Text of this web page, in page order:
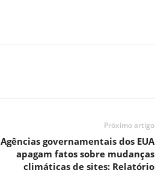
Próximo artigo
Agências governamentais dos EUA
apagam fatos sobre mudanças
climáticas de sites: Relatório